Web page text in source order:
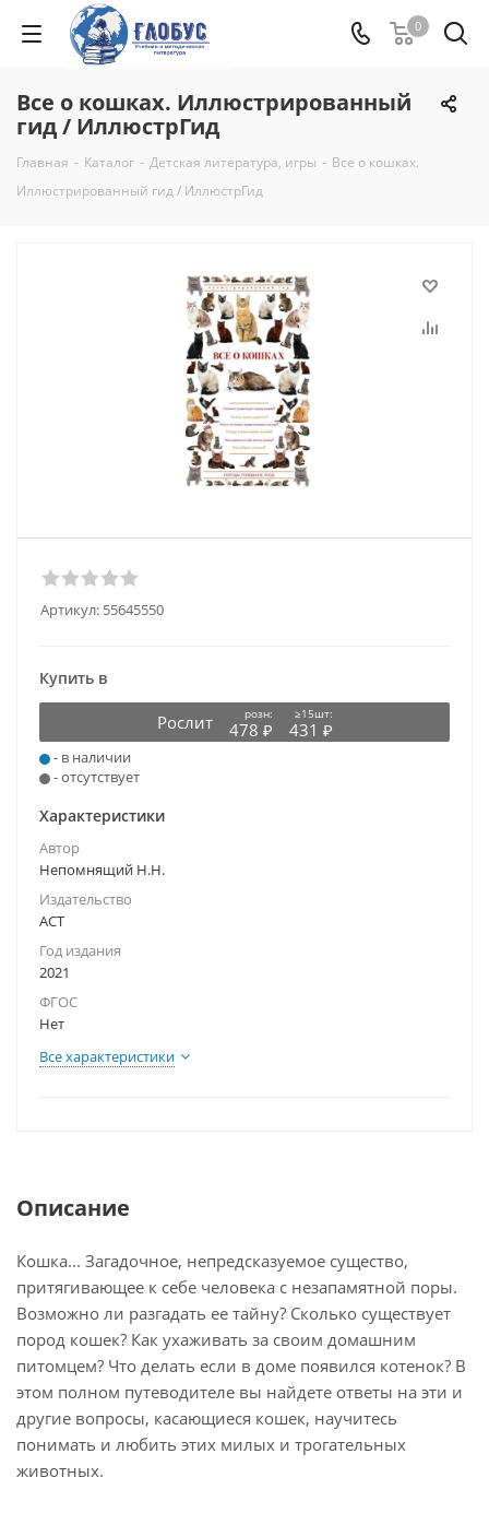
0
Все о кошках. Иллюстрированный
гид / ИллюстрГид
Главная - Каталог - Детская литература, игры - Все о кошках.
Иллюстрированный гид / ИллюстрГид
Артикул: 55645550
Купить в
Рослит розн: ≥15шт:
478 ₽ 431 ₽
- в наличии
- отсутствует
Характеристики
Автор
Непомнящий Н.Н.
Издательство
АСТ
Год издания
2021
ФГОС
Нет
Все характеристики
Описание
Кошка... Загадочное, непредсказуемое существо,
притягивающее к себе человека с незапамятной поры.
Возможно ли разгадать ее тайну? Сколько существует
пород кошек? Как ухаживать за своим домашним
питомцем? Что делать если в доме появился котенок? В
этом полном путеводителе вы найдете ответы на эти и
другие вопросы, касающиеся кошек, научитесь
понимать и любить этих милых и трогательных
животных.